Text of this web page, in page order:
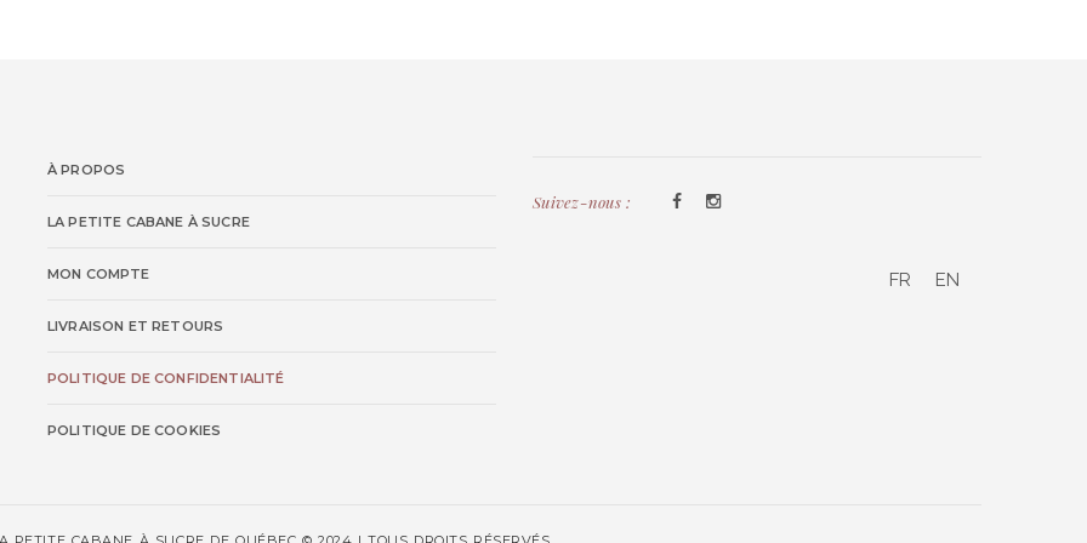
À PROPOS
LA PETITE CABANE À SUCRE
MON COMPTE
LIVRAISON ET RETOURS
POLITIQUE DE CONFIDENTIALITÉ
POLITIQUE DE COOKIES
Suivez-nous :
FR EN